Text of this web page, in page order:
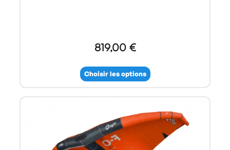
819,00 €
Choisir les options